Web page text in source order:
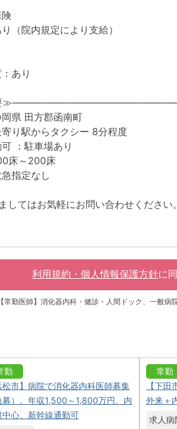
（院内規定により支給）
あり
要
県 田方郡函南町
り駅からタクシー 8分程度
：駐車場あり
床～200床
指定なし
してはお気軽にお問い合わせください。
利用規約・個人情報保護方針に
常勤医師】消化器内科・健診・人間ドック、一般病
勤
松市】病院で消化器内科医師募集
募）。年収1,500～1,800万円、内
中心、新幹線通勤可
常勤
【下
外来＋
求人病